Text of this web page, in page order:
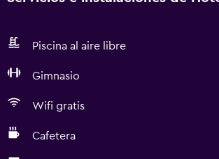
Piscina al aire libre
Gimnasio
Wifi gratis
Cafetera